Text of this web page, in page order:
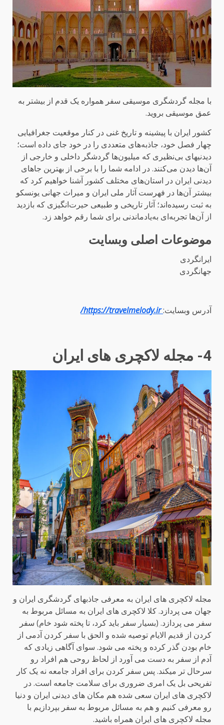
با مجله گردشگری موسیقی سفر همواره یک قدم از بیشتر به
عمق موسیقی بروید.
کشور ایران با پیشینه و تاریخ غنی در کنار موقعیت جغرافیایی
چهار فصل خود، جاذبه‌های متعددی را در خود جای داده است؛
دیدنیهای بی‌نظیری که میلیون‌ها گردشگر داخلی و خارجی از
آن‌ها دیدن می‌کنند. در ادامه شما را با برخی از بهترین جاهای
دیدنی ایران در استان‌های مختلف کشور آشنا خواهیم کرد که
بیشتر آن‌ها در فهرست آثار ملی ایران و میراث جهانی یونسکو
به ثبت رسیده‌اند؛ آثار تاریخی و طبیعی حیرت‌انگیزی که بازدید
از آن‌ها تجربه‌ای به‌یادماندنی برای شما رقم خواهد زد.
موضوعات اصلی وبسایت
ایرانگردی
جهانگردی
آدرس وبسایت:https://travelmelody.ir/
4- مجله لاکچری های ایران
مجله لاکچری های ایران به معرفی جاذبهای گردشگری ایران و
جهان می پردازد. کلا لاکچری های ایران به مسائل مربوط به
سفر می پردازد. (بسیار سفر باید کرد، تا پخته شود خام) سفر
کردن از قدیم الایام توصیه شده و الحق با سفر کردن آدمی از
خام بودن گذر کرده و پخته می شود. سوای آگاهی زیادی که
آدم از سفر به دست می آورد از لحاظ روحی هم افراد رو
سرحال تر میکند. پس سفر کردن برای افراد جامعه نه یک کار
تفریحی بل یک امری ضروری برای سلامت جامعه است. در
لاکچری های ایران سعی شده هم مکان های دیدنی ایران و دنیا
رو معرفی کنیم و هم به مسائل مربوط به سفر بپردازیم با
مجله لاکچری های ایران همراه باشید.